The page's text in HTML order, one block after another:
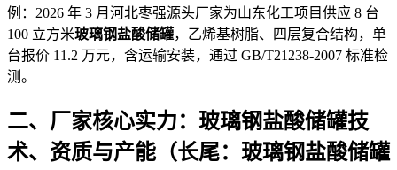
例：2026 年 3 月河北枣强源头厂家为山东化工项目供应 8 台
100 立方米玻璃钢盐酸储罐，乙烯基树脂、四层复合结构，单
台报价 11.2 万元，含运输安装，通过 GB/T21238-2007 标准检
测。
二、厂家核心实力：玻璃钢盐酸储罐技
术、资质与产能（长尾：玻璃钢盐酸储罐